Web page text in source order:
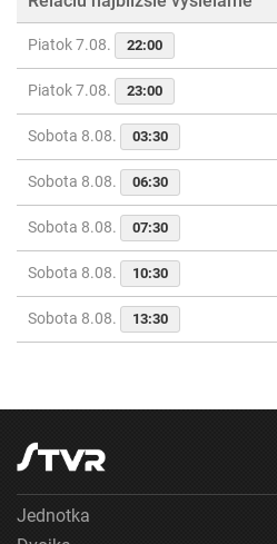
Piatok 7.08. 22:00
Piatok 7.08. 23:00
Sobota 8.08. 03:30
Sobota 8.08. 06:30
Sobota 8.08. 07:30
Sobota 8.08. 10:30
Sobota 8.08. 13:30
Jednotka